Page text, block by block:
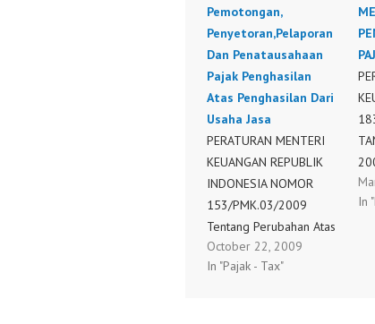
Pemotongan,
Penyetoran,Pelaporan
Dan Penatausahaan
Pajak Penghasilan
Atas Penghasilan Dari
Usaha Jasa
PERATURAN MENTERI
KEUANGAN REPUBLIK
INDONESIA NOMOR
153/PMK.03/2009
Tentang Perubahan Atas
Peraturan Menteri
Keuangan Nomor
October 22, 2009
In "Pajak - Tax"
In